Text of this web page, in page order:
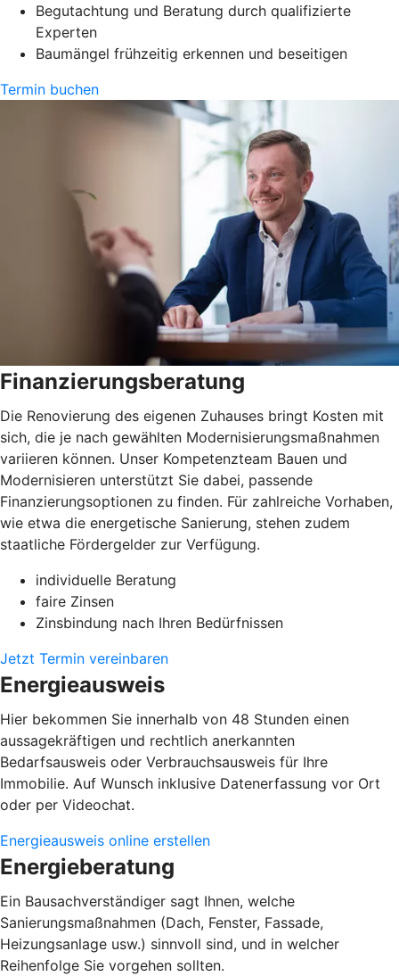
Begutachtung und Beratung durch qualifizierte
Experten
Baumängel frühzeitig erkennen und beseitigen
Termin buchen
Finanzierungsberatung
Die Renovierung des eigenen Zuhauses bringt Kosten mit
sich, die je nach gewählten Modernisierungsmaßnahmen
variieren können. Unser Kompetenzteam Bauen und
Modernisieren unterstützt Sie dabei, passende
Finanzierungsoptionen zu finden. Für zahlreiche Vorhaben,
wie etwa die energetische Sanierung, stehen zudem
staatliche Fördergelder zur Verfügung.
individuelle Beratung
faire Zinsen
Zinsbindung nach Ihren Bedürfnissen
Jetzt Termin vereinbaren
Energieausweis
Hier bekommen Sie innerhalb von 48 Stunden einen
aussagekräftigen und rechtlich anerkannten
Bedarfsausweis oder Verbrauchsausweis für Ihre
Immobilie. Auf Wunsch inklusive Datenerfassung vor Ort
oder per Videochat.
Energieausweis online erstellen
Energieberatung
Ein Bausachverständiger sagt Ihnen, welche
Sanierungsmaßnahmen (Dach, Fenster, Fassade,
Heizungsanlage usw.) sinnvoll sind, und in welcher
Reihenfolge Sie vorgehen sollten.